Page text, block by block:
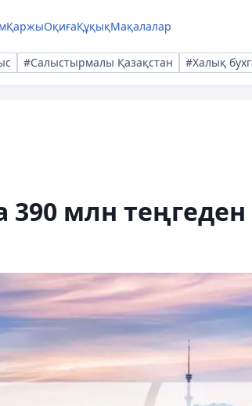
ҚаржыОқиғаҚұқықМақалалар
#Салыстырмалы Қазақстан #Халық
млн теңгеден